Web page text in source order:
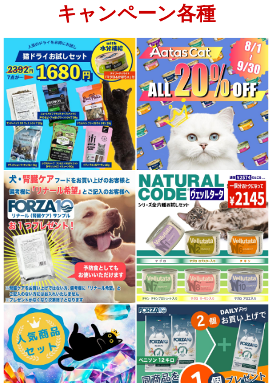
キャンペーン各種